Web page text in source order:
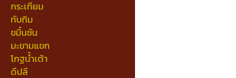
กระเทียม
ทับทิม
ขมิ้นชัน
มะขามแขก
โกฐน้ำเต้า
ดีปลี